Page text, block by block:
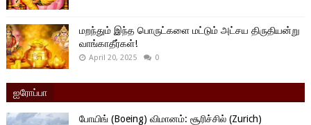
மறந்தும் இந்த பொருட்களை மட்டும் அட்சய திருதியன்று
வாங்காதீர்கள்!
April 20, 2025 0
ஐரோப்பா
போயிங் (Boeing) விமானம்: சூரிச்சில் (Zurich)